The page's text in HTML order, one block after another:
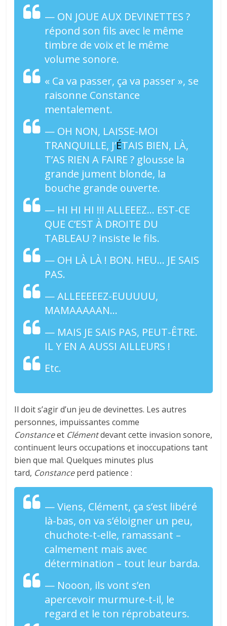
— ON JOUE AUX DEVINETTES ?
répond son fils avec le même
timbre de voix et le même
volume sonore.
« Ca va passer, ça va passer », se
raisonne Constance
mentalement.
— OH NON, LAISSE-MOI
TRANQUILLE, J’ÉTAIS BIEN, LÀ,
T’AS RIEN A FAIRE ? glousse la
grande jument blonde, la
bouche grande ouverte.
— HI HI HI !!! ALLEEEZ… EST-CE
QUE C’EST À DROITE DU
TABLEAU ? insiste le fils.
— OH LÀ LÀ ! BON. HEU… JE SAIS
PAS.
— ALLEEEEEZ-EUUUUU,
MAMAAAAAN…
— MAIS JE SAIS PAS, PEUT-ÊTRE.
IL Y EN A AUSSI AILLEURS !
Etc.
Il doit s’agir d’un jeu de devinettes. Les autres
personnes, impuissantes comme
Constanceet Clémentdevant cette invasion sonore,
continuent leurs occupations et inoccupations tant
bien que mal. Quelques minutes plus
tard, Constanceperd patience :
— Viens, Clément, ça s’est libéré
là-bas, on va s’éloigner un peu,
chuchote-t-elle, ramassant –
calmement mais avec
détermination – tout leur barda.
— Nooon, ils vont s’en
apercevoir murmure-t-il, le
regard et le ton réprobateurs.